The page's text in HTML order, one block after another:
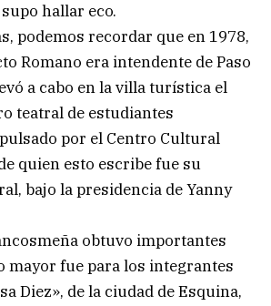
hallar eco.
podemos recordar que en 1978,
Romano era intendente de Paso
a cabo en la villa turística el
teatral de estudiantes
por el Centro Cultural
quien esto escribe fue su
bajo la presidencia de Yanny
obtuvo importantes
mayor fue para los integrantes
Diez», de la ciudad de Esquina,